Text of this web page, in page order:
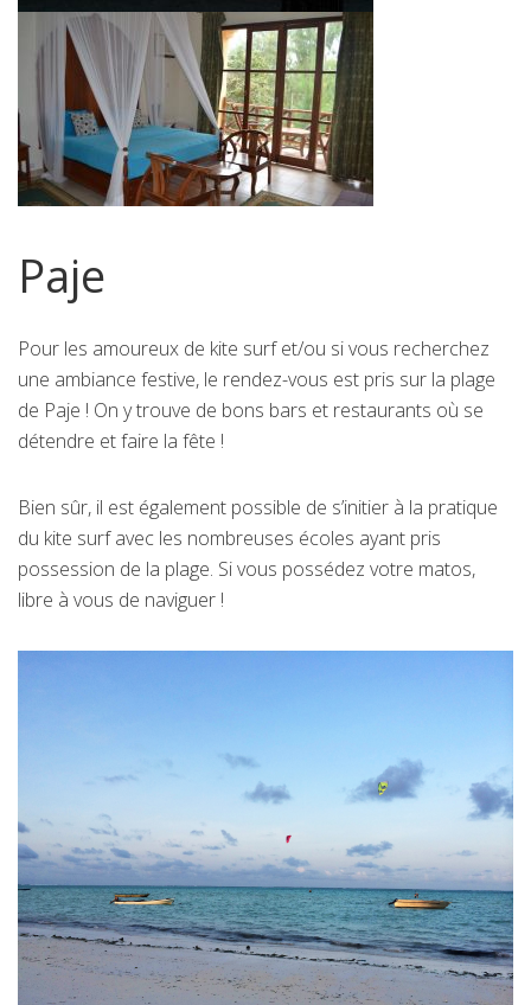
Paje
Pour les amoureux de kite surf et/ou si vous recherchez
une ambiance festive, le rendez-vous est pris sur la plage
de Paje ! On y trouve de bons bars et restaurants où se
détendre et faire la fête !
Bien sûr, il est également possible de s’initier à la pratique
du kite surf avec les nombreuses écoles ayant pris
possession de la plage. Si vous possédez votre matos,
libre à vous de naviguer !